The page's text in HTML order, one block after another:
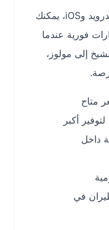
ومن خلال تطبيق دايركت على الأندرويد وiOS، يمكنك
عندما
مولوز،
أكبر